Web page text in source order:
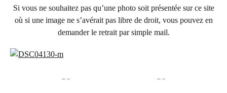
Si vous ne souhaitez pas qu’une photo soit présentée sur ce site
où si une image ne s’avérait pas libre de droit, vous pouvez en
demander le retrait par simple mail.